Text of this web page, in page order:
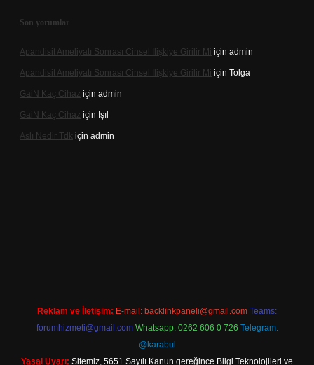
Son yorumlar
Apandisit Ameliyatı Sonrası Cinsel Ilişkiye Girilir Mi için admin
Apandisit Ameliyatı Sonrası Cinsel Ilişkiye Girilir Mi için Tolga
Gai̇N Kaç Cihaz için admin
Gai̇N Kaç Cihaz için Işıl
Aslı Nedir Tdk için admin
Reklam ve İletişim: E-mail: backlinkpaneli@gmail.com Teams:
forumhizmeti@gmail.com Whatsapp: 0262 606 0 726 Telegram:
@karabul
Yasal Uyarı: Sitemiz, 5651 Sayılı Kanun gereğince Bilgi Teknolojileri ve